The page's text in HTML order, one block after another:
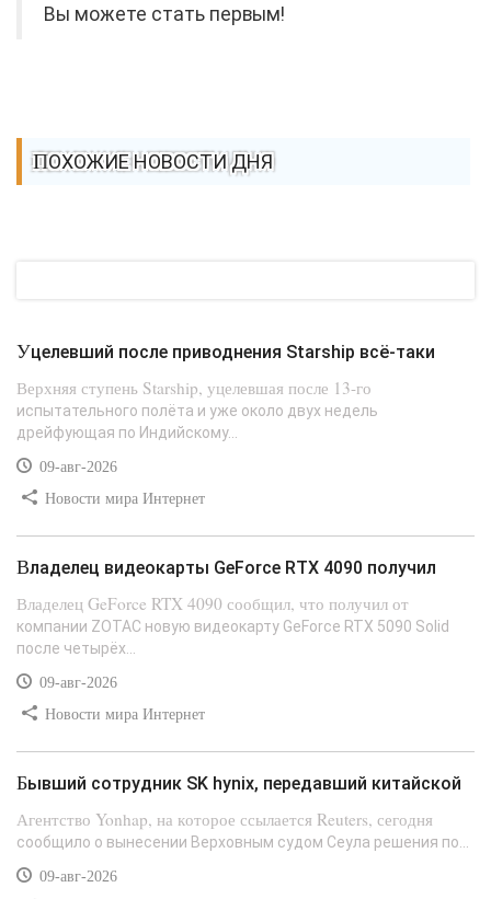
Вы можете стать первым!
ПОХОЖИЕ НОВОСТИ ДНЯ
Уцелевший после приводнения Starship всё-таки
Верхняя ступень Starship, уцелевшая после 13-го
испытательного полёта и уже около двух недель
дрейфующая по Индийскому...
09-авг-2026
Новости мира Интернет
Владелец видеокарты GeForce RTX 4090 получил
Владелец GeForce RTX 4090 сообщил, что получил от
компании ZOTAC новую видеокарту GeForce RTX 5090 Solid
после четырёх...
09-авг-2026
Новости мира Интернет
Бывший сотрудник SK hynix, передавший китайской
Агентство Yonhap, на которое ссылается Reuters, сегодня
сообщило о вынесении Верховным судом Сеула решения по...
09-авг-2026